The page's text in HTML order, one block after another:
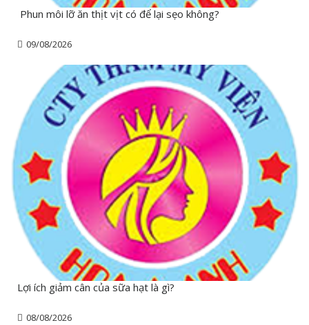
Phun môi lỡ ăn thịt vịt có để lại sẹo không?
09/08/2026
Lợi ích giảm cân của sữa hạt là gì?
08/08/2026